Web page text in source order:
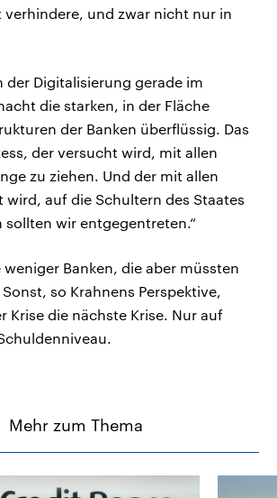
und zwar nicht nur in
der Digitalisierung gerade im
die starken, in der Fläche
der Banken überflüssig. Das
der versucht wird, mit allen
zu ziehen. Und der mit allen
auf die Schultern des Staates
sollten wir entgegentreten.“
Banken, die aber müssten
so Krahnens Perspektive,
Krise die nächste Krise. Nur auf
Mehr zum Thema